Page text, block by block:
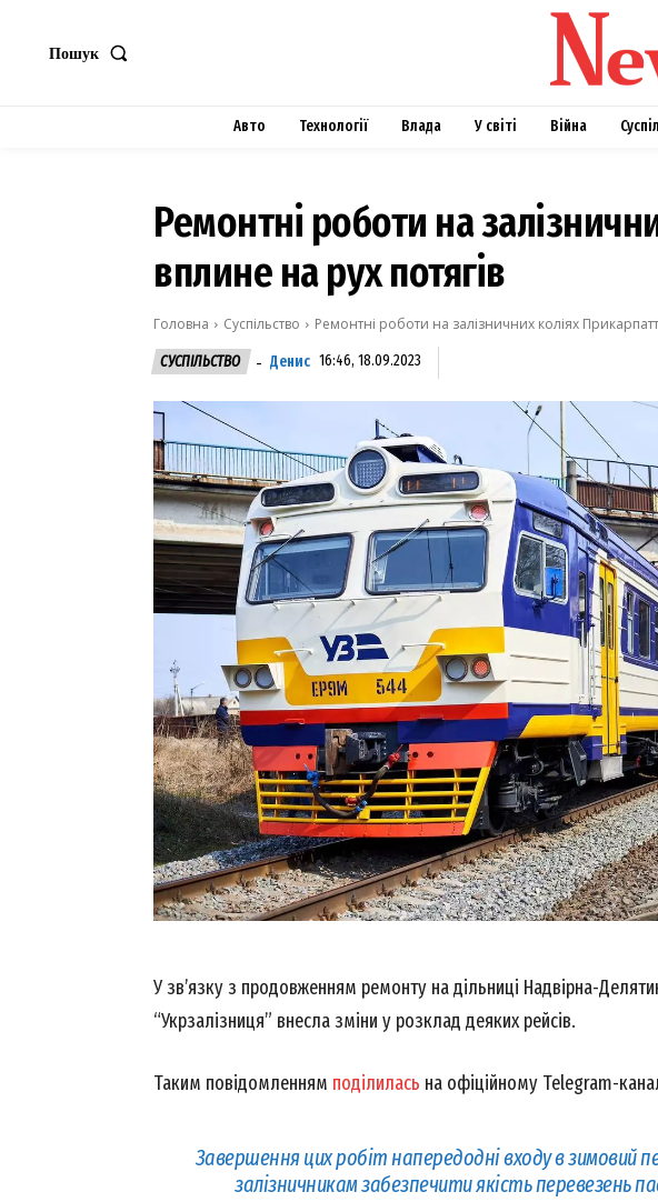
Пошук
Авто Технології Влада У світі Війна
Ремонтні роботи на
вплине на рух потягів
Головна Суспільство
Ремонтні роботи на залізничних коліях
СУСПІЛЬСТВО
- Денис 16:46, 18.09.2023
У зв’язку з продовженням ремонту на дільниці Надвірна-
“Укрзалізниця” внесла зміни у розклад деяких рейсів.
Таким повідомленням поділилась на офіційному Telegram-
Завершення цих робіт напередодні входу в зимовий
залізничникам забезпечити якість перевезень